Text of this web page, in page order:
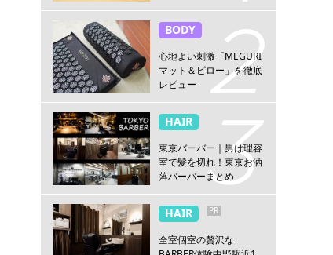
BODY
心地よい刺激「MEGURI
マット＆ピロー」を徹底
レビュー
HAIR
東京バーバー｜男は理容
室で髪を切れ！東京お洒
落バーバーまとめ
HAIR PR
全室個室の贅沢な